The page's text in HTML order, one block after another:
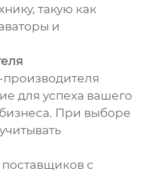
такую как
и
для успеха вашего
При выборе
с